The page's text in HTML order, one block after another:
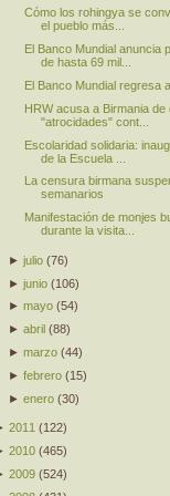
Cómo los rohingya se
el pueblo más...
El Banco Mundial anuncia
de hasta 69 mil...
El Banco Mundial regresa
HRW acusa a Birmania de
"atrocidades" cont...
Escolaridad solidaria:
de la Escuela ...
La censura birmana
semanarios
Manifestación de monjes
durante la visita...
►julio (76)
►junio (106)
►mayo (54)
►abril (88)
►marzo (44)
►febrero (15)
►enero (30)
2011 (122)
2010 (465)
2009 (524)